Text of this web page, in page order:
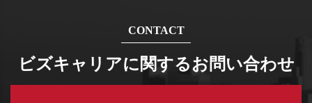
CONTACT
ビズキャリアに関するお問い合わせ